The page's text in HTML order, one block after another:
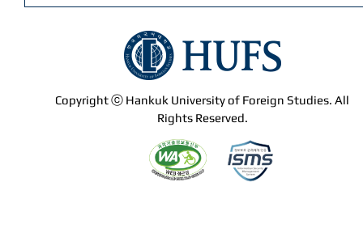
Copyright ⓒ Hankuk University of Foreign Studies. All
Rights Reserved.